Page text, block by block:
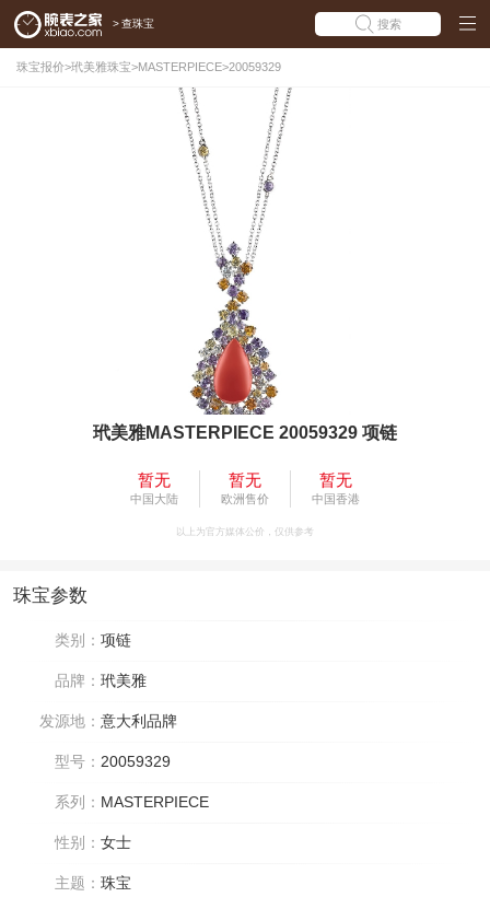
> 查珠宝 搜索
珠宝报价>玳美雅珠宝>MASTERPIECE>20059329
玳美雅MASTERPIECE 20059329 项链
暂无
中国大陆
暂无
欧洲售价
暂无
中国香港
以上为官方媒体公价，仅供参考
珠宝参数
类别： 项链
品牌： 玳美雅
发源地： 意大利品牌
型号： 20059329
系列： MASTERPIECE
性别： 女士
主题： 珠宝